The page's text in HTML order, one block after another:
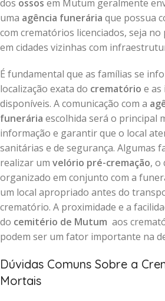
dos ossos em Mutum geralmente
uma agência funerária que possua
com crematórios licenciados, seja
em cidades vizinhas com
É fundamental que as famílias se
localização exata do crematório e as
disponíveis. A comunicação com a
funerária escolhida será o principal
informação e garantir que o local
sanitárias e de segurança. Algumas
realizar um velório pré-cremação, o
organizado em conjunto com a
um local apropriado antes do
crematório. A proximidade e a
do cemitério de Mutum aos
podem ser um fator importante na
Dúvidas Comuns Sobre a
Mortais